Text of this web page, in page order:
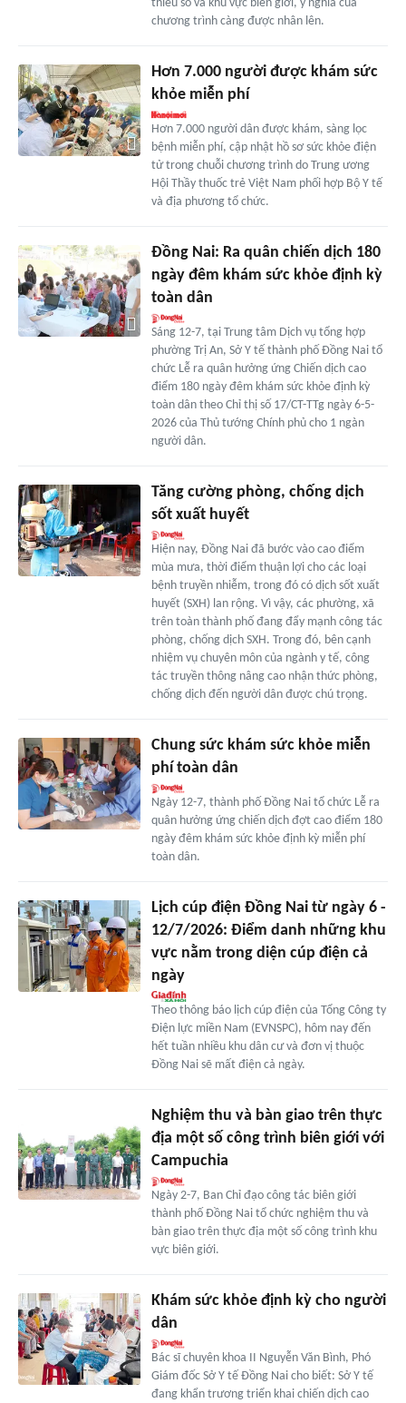
thiểu số và khu vực biên giới, ý nghĩa của
chương trình càng được nhân lên.
Hơn 7.000 người được khám sức
khỏe miễn phí
Hơn 7.000 người dân được khám, sàng lọc
bệnh miễn phí, cập nhật hồ sơ sức khỏe điện
tử trong chuỗi chương trình do Trung ương
Hội Thầy thuốc trẻ Việt Nam phối hợp Bộ Y tế
và địa phương tổ chức.
Đồng Nai: Ra quân chiến dịch 180
ngày đêm khám sức khỏe định kỳ
toàn dân
Sáng 12-7, tại Trung tâm Dịch vụ tổng hợp
phường Trị An, Sở Y tế thành phố Đồng Nai tổ
chức Lễ ra quân hưởng ứng Chiến dịch cao
điểm 180 ngày đêm khám sức khỏe định kỳ
toàn dân theo Chỉ thị số 17/CT-TTg ngày 6-5-
2026 của Thủ tướng Chính phủ cho 1 ngàn
người dân.
Tăng cường phòng, chống dịch
sốt xuất huyết
Hiện nay, Đồng Nai đã bước vào cao điểm
mùa mưa, thời điểm thuận lợi cho các loại
bệnh truyền nhiễm, trong đó có dịch sốt xuất
huyết (SXH) lan rộng. Vì vậy, các phường, xã
trên toàn thành phố đang đẩy mạnh công tác
phòng, chống dịch SXH. Trong đó, bên cạnh
nhiệm vụ chuyên môn của ngành y tế, công
tác truyền thông nâng cao nhận thức phòng,
chống dịch đến người dân được chú trọng.
Chung sức khám sức khỏe miễn
phí toàn dân
Ngày 12-7, thành phố Đồng Nai tổ chức Lễ ra
quân hưởng ứng chiến dịch đợt cao điểm 180
ngày đêm khám sức khỏe định kỳ miễn phí
toàn dân.
Lịch cúp điện Đồng Nai từ ngày 6 -
12/7/2026: Điểm danh những khu
vực nằm trong diện cúp điện cả
ngày
Theo thông báo lịch cúp điện của Tổng Công ty
Điện lực miền Nam (EVNSPC), hôm nay đến
hết tuần nhiều khu dân cư và đơn vị thuộc
Đồng Nai sẽ mất điện cả ngày.
Nghiệm thu và bàn giao trên thực
địa một số công trình biên giới với
Campuchia
Ngày 2-7, Ban Chỉ đạo công tác biên giới
thành phố Đồng Nai tổ chức nghiệm thu và
bàn giao trên thực địa một số công trình khu
vực biên giới.
Khám sức khỏe định kỳ cho người
dân
Bác sĩ chuyên khoa II Nguyễn Văn Bình, Phó
Giám đốc Sở Y tế Đồng Nai cho biết: Sở Y tế
đang khẩn trương triển khai chiến dịch cao